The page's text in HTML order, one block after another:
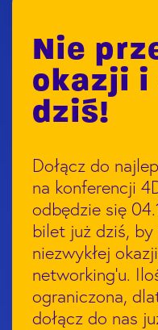
Nie
okazji i
dziś!
Dołącz do
na konferencji
odbędzie się
bilet już dziś,
niezwykłej
networking’u.
ograniczona,
dołącz do nas